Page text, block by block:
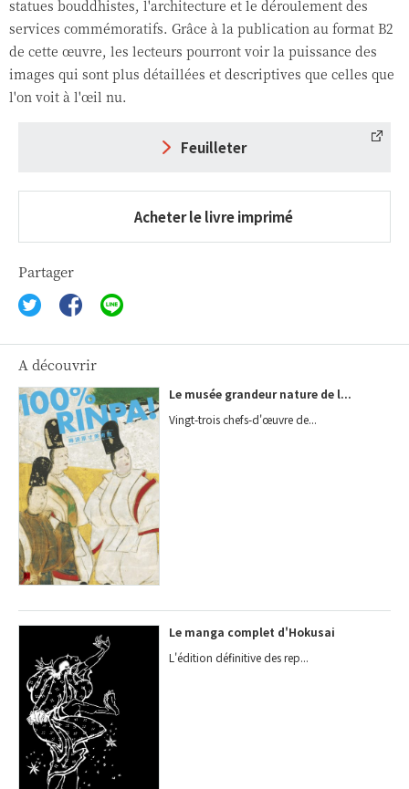
statues bouddhistes, l'architecture et le déroulement des
services commémoratifs. Grâce à la publication au format B2
de cette œuvre, les lecteurs pourront voir la puissance des
images qui sont plus détaillées et descriptives que celles que
l'on voit à l'œil nu.
Feuilleter
Acheter le livre imprimé
Partager
A découvrir
Le musée grandeur nature de l...
Vingt-trois chefs-d'œuvre de...
Le manga complet d'Hokusai
L'édition définitive des rep...